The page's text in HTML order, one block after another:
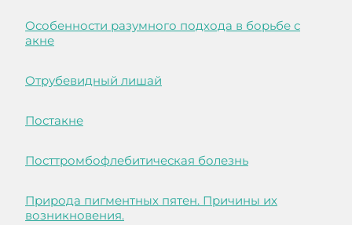
Особенности разумного подхода в борьбе с
акне
Отрубевидный лишай
Постакне
Посттромбофлебитическая болезнь
Природа пигментных пятен. Причины их
возникновения.